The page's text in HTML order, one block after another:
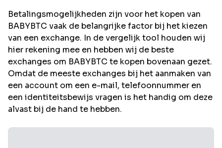
Betalingsmogelijkheden zijn voor het kopen van
BABYBTC vaak de belangrijke factor bij het kiezen
van een exchange. In de vergelijk tool houden wij
hier rekening mee en hebben wij de beste
exchanges om BABYBTC te kopen bovenaan gezet.
Omdat de meeste exchanges bij het aanmaken van
een account om een e-mail, telefoonnummer en
een identiteitsbewijs vragen is het handig om deze
alvast bij de hand te hebben.